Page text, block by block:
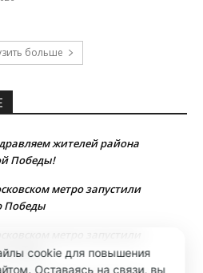
больше
жителей района
Победы!
метро запустили
Победы
Победыcookie для повышения
Оставаясь на связи, вы